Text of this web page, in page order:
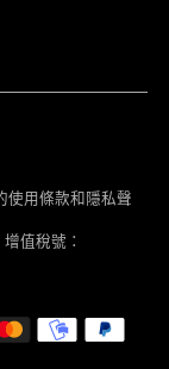
使用條款和隱私聲
值稅號：